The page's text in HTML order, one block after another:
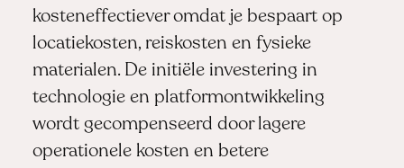
kosteneffectiever omdat je bespaart op
locatiekosten, reiskosten en fysieke
materialen. De initiële investering in
technologie en platformontwikkeling
wordt gecompenseerd door lagere
operationele kosten en betere